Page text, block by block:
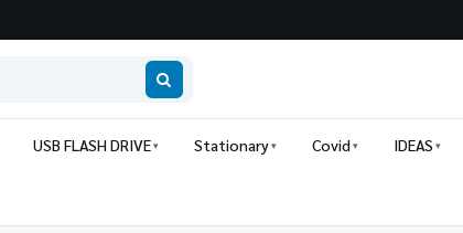
USB FLASH DRIVE Stationary Covid IDEAS